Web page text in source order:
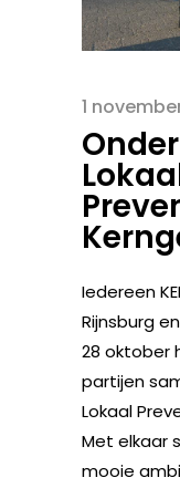
1
Iedereen
Rijnsburg
28 oktober
partijen
Lokaal
Met elkaar
mooie